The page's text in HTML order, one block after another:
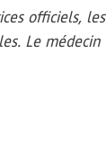
officiels,
Le